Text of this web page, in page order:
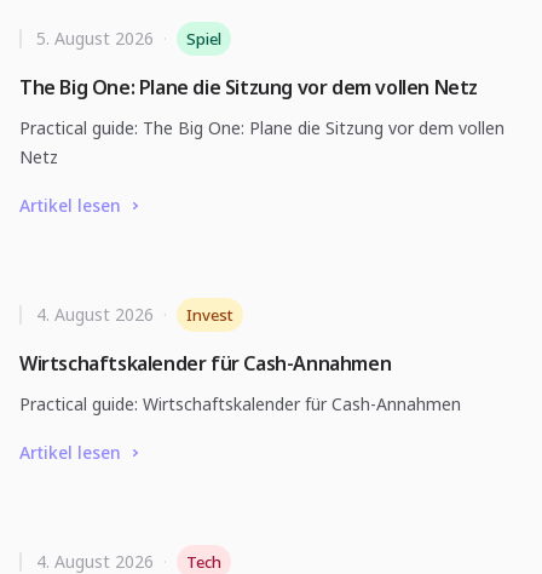
The Big One: Plane die Sitzung vor dem vollen Netz
5. August 2026 · Spiel
Practical guide: The Big One: Plane die Sitzung vor dem vollen
Netz
Artikel lesen
Wirtschaftskalender für Cash-Annahmen
4. August 2026 · Invest
Practical guide: Wirtschaftskalender für Cash-Annahmen
Artikel lesen
4. August 2026 · Tech